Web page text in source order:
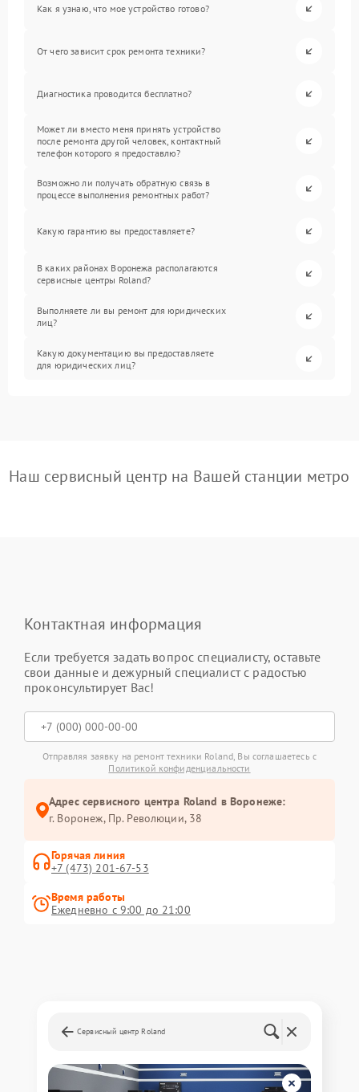
Как я узнаю, что мое устройство готово?
От чего зависит срок ремонта техники?
Диагностика проводится бесплатно?
Может ли вместо меня принять устройство
после ремонта другой человек, контактный
телефон которого я предоставлю?
Возможно ли получать обратную связь в
процессе выполнения ремонтных работ?
Какую гарантию вы предоставляете?
В каких районах Воронежа располагаются
сервисные центры Roland?
Выполняете ли вы ремонт для юридических
лиц?
Какую документацию вы предоставляете
для юридических лиц?
Наш сервисный центр на Вашей станции метро
Контактная информация
Если требуется задать вопрос специалисту, оставьте
свои данные и дежурный специалист с радостью
проконсультирует Вас!
Отправляя заявку на ремонт техники Roland, Вы соглашаетесь с
Политикой конфиденциальности
Адрес сервисного центра Roland в Воронеже:
г. Воронеж, Пр. Революции, 38
Горячая линия
+7 (473) 201-67-53
Время работы
Ежедневно с 9:00 до 21:00
Сервисный центр Roland